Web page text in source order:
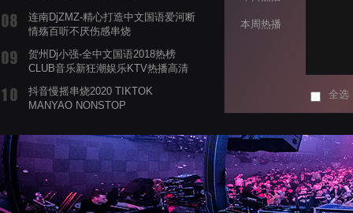
连南DjZMZ-精心打造中文国语爱河断
情殇百听不厌伤感串烧
贺州Dj小强-全中文国语2018热榜
CLUB音乐新狂潮娱乐KTV热播高清
抖音慢摇串烧2020 TIKTOK
MANYAO NONSTOP
蝉爸爸妈妈爱存在夏天的风是想你的
声音啊
本周热播
全选